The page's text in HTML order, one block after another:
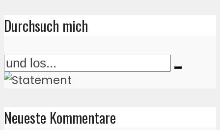
Durchsuch mich
Neueste Kommentare